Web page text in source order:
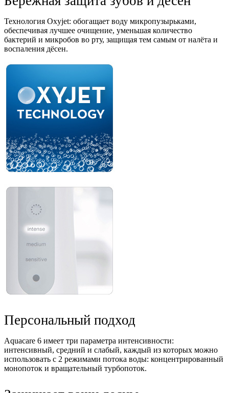
Технология Oxyjet: обогащает воду микропузырьками,
обеспечивая лучшее очищение, уменьшая количество
бактерий и микробов во рту, защищая тем самым от налёта и
воспаления дёсен.
Персональный подход
Aquacare 6 имеет три параметра интенсивности:
интенсивный, средний и слабый, каждый из которых можно
использовать с 2 режимами потока воды: концентрированный
монопоток и вращательный турбопоток.